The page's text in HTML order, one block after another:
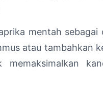
mentah sebagai
atau tambahkan
memaksimalkan